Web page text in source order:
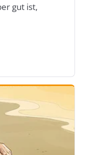
gut ist,